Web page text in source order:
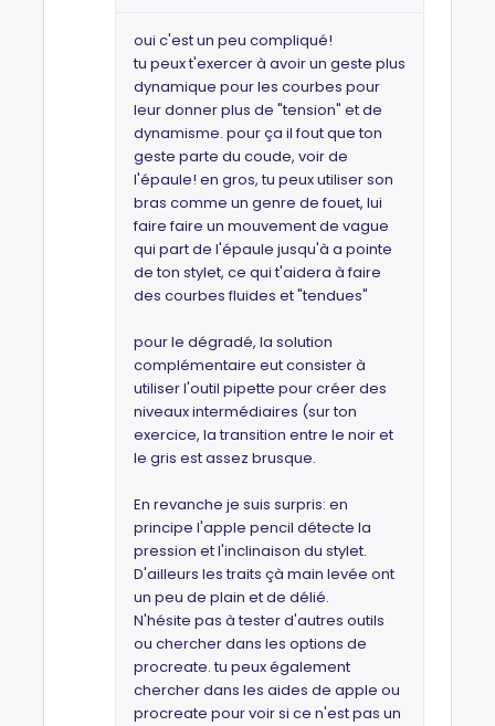
oui c'est un peu compliqué!
tu peux t'exercer à avoir un geste plus
dynamique pour les courbes pour
leur donner plus de "tension" et de
dynamisme. pour ça il fout que ton
geste parte du coude, voir de
l'épaule! en gros, tu peux utiliser son
bras comme un genre de fouet, lui
faire faire un mouvement de vague
qui part de l'épaule jusqu'à a pointe
de ton stylet, ce qui t'aidera à faire
des courbes fluides et "tendues"
pour le dégradé, la solution
complémentaire eut consister à
utiliser l'outil pipette pour créer des
niveaux intermédiaires (sur ton
exercice, la transition entre le noir et
le gris est assez brusque.
En revanche je suis surpris: en
principe l'apple pencil détecte la
pression et l'inclinaison du stylet.
D'ailleurs les traits çà main levée ont
un peu de plain et de délié.
N'hésite pas à tester d'autres outils
ou chercher dans les options de
procreate. tu peux également
chercher dans les aides de apple ou
procreate pour voir si ce n'est pas un